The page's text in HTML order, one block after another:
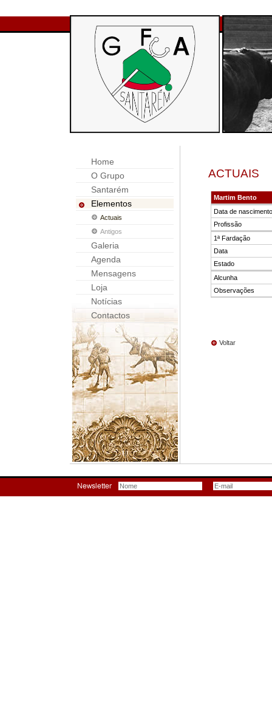
Home
O Grupo
Santarém
Elementos
Actuais
Antigos
Galeria
Agenda
Mensagens
Loja
Notícias
Contactos
ACTUAIS
Martim Bento
Data de nascimento
Profissão
1ª Fardação
Data
Estado
Alcunha
Observações
Voltar